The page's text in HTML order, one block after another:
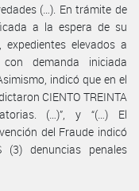
(…). En trámite de
a la espera de su
elevados a
demanda iniciada
indicó que en el
CIENTO TREINTA
(…)”, y “(…) El
del Fraude indicó
(3) denuncias penales